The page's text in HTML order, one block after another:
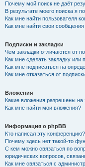
Почему мой поиск не даёт
В результате моего поиска я
Как мне найти пользователя
Как мне найти свои
Подписки и закладки
Чем закладки отличаются от
Как мне сделать закладку
Как мне подписаться на
Как мне отказаться от
Вложения
Какие вложения разрешены на
Как мне найти мои вложения?
Информация о phpBB
Кто написал эту конференцию?
Почему здесь нет такой-то
С кем можно связаться по
юридических вопросов,
Как мне связаться с